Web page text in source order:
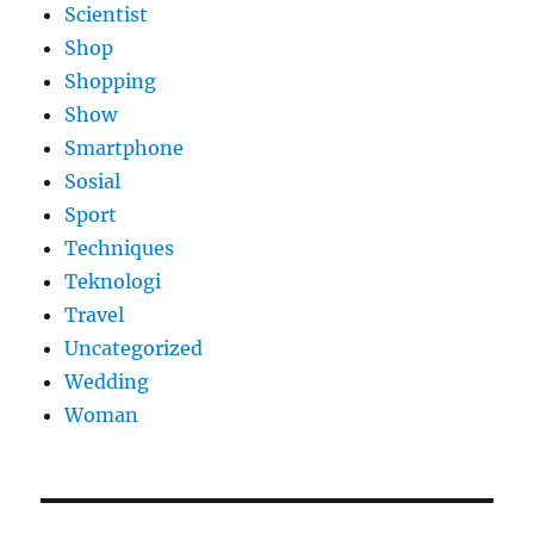
Scientist
Shop
Shopping
Show
Smartphone
Sosial
Sport
Techniques
Teknologi
Travel
Uncategorized
Wedding
Woman